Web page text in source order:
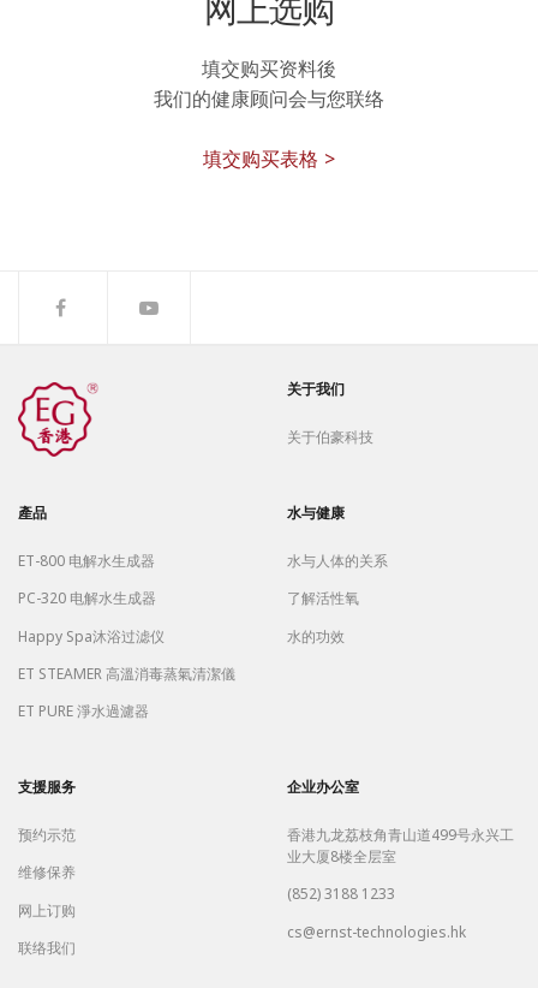
填交购买资料後
我们的健康顾问会与您联络
填交购买表格 >
关于我们
关于伯豪科技
產品
ET-800 电解水生成器
PC-320 电解水生成器
Happy Spa沐浴过滤仪
ET STEAMER 高溫消毒蒸氣清潔儀
ET PURE 淨水過濾器
水与健康
水与人体的关系
了解活性氧
水的功效
支援服务
预约示范
维修保养
网上订购
联络我们
企业办公室
香港九龙荔枝角青山道499号永兴工
业大厦8楼全层室
(852) 3188 1233
cs@ernst-technologies.hk